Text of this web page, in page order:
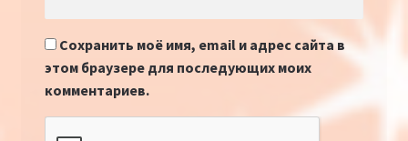
Сохранить моё имя, email и адрес сайта в
этом браузере для последующих моих
комментариев.